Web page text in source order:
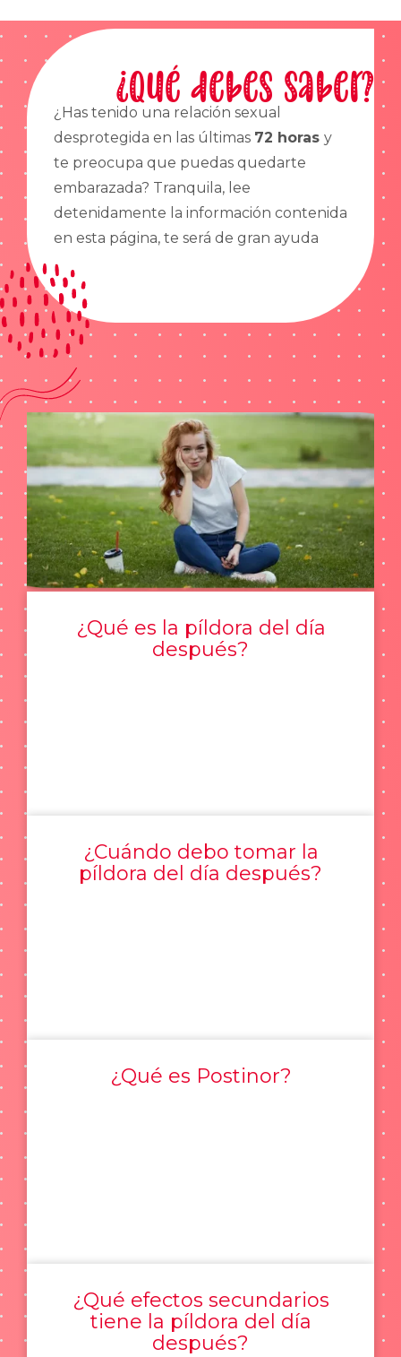
¿Qué debes saber?
¿Has tenido una relación sexual
desprotegida en las últimas 72 horas y
te preocupa que puedas quedarte
embarazada? Tranquila, lee
detenidamente la información contenida
en esta página, te será de gran ayuda
¿Qué es la píldora del día
después?
¿Cuándo debo tomar la
píldora del día después?
¿Qué es Postinor?
¿Qué efectos secundarios
tiene la píldora del día
después?